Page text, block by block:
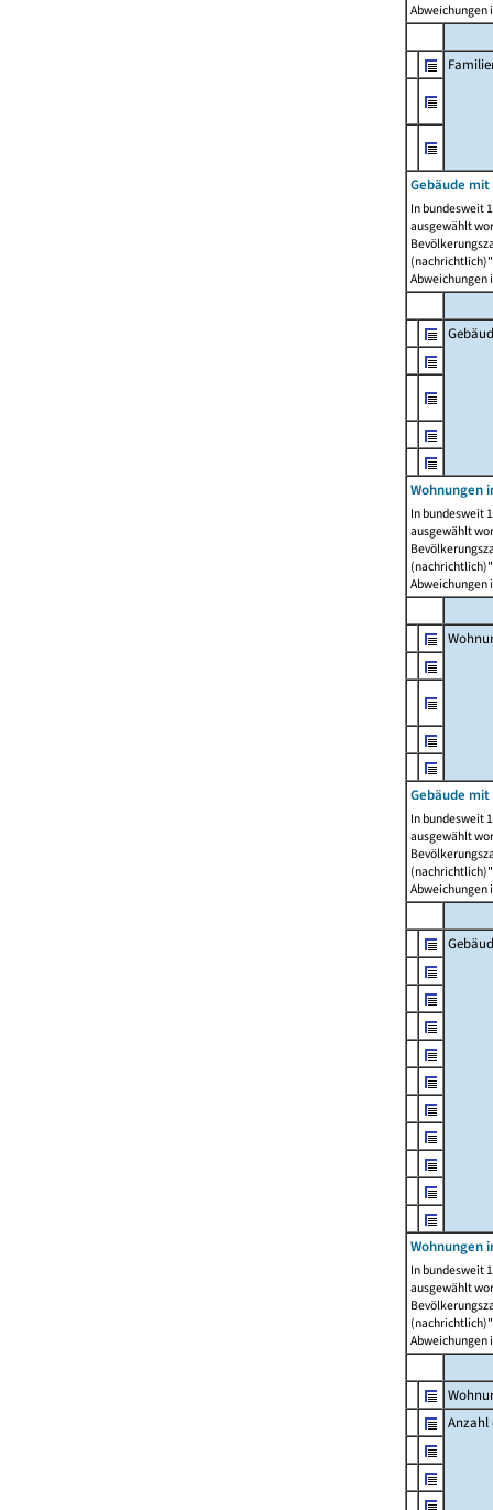
Abweichungen
Gebäude
In bundesweit
ausgewählt
Abweichungen
Wohnungen
In bundesweit
ausgewählt
Abweichungen
Gebäude
In bundesweit
ausgewählt
Abweichungen
Wohnungen
In bundesweit
ausgewählt
Abweichungen
Anzahl